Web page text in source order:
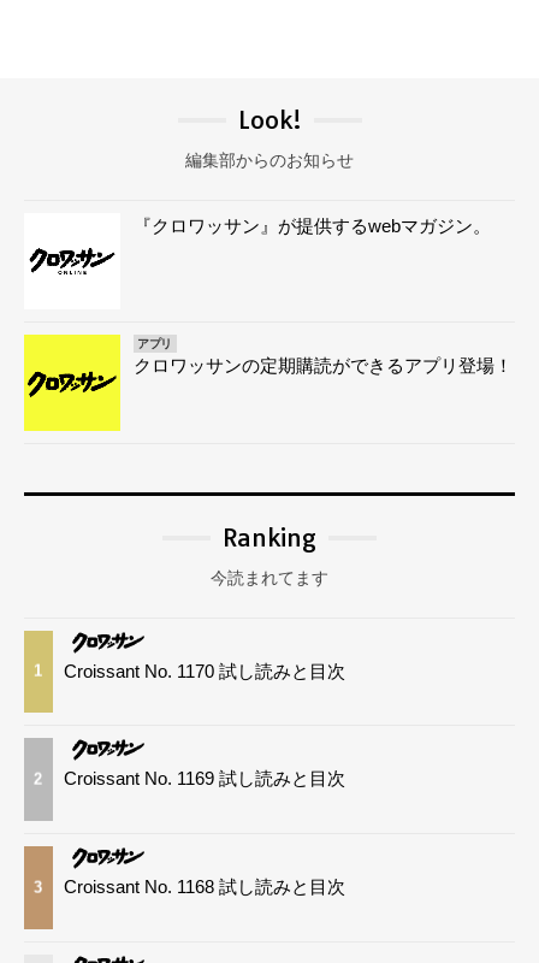
Look!
編集部からのお知らせ
『クロワッサン』が提供するwebマガジン。
アプリ
クロワッサンの定期購読ができるアプリ登場！
Ranking
今読まれてます
1 Croissant No. 1170 試し読みと目次
2 Croissant No. 1169 試し読みと目次
3 Croissant No. 1168 試し読みと目次